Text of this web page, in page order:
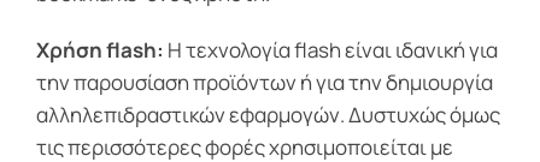
Χρήση flash: Η τεχνολογία flash είναι ιδανική για
την παρουσίαση προϊόντων ή για την δημιουργία
αλληλεπιδραστικών εφαρμογών. Δυστυχώς όμως
τις περισσότερες φορές χρησιμοποιείται με